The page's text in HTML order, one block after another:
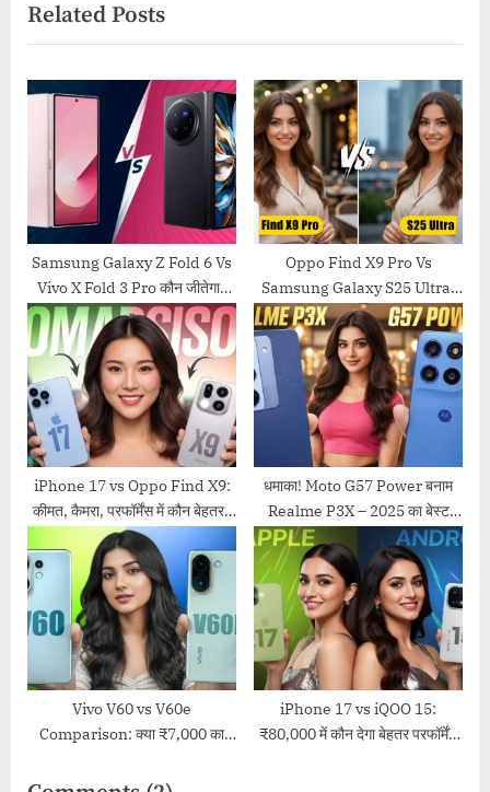
o
u
s
:
t
P
o
Related Posts
Samsung Galaxy Z Fold 6 Vs
Vivo X Fold 3 Pro कौन जीतेगा?
फोल्डेबल फोन का महा मुकाबला
Oppo Find X9 Pro Vs
Samsung Galaxy S25 Ultra:
कैमरा किंग की जंग में कौन रहा बाजीमार?
| पूरी रिव्यू
iPhone 17 vs Oppo Find X9:
कीमत, कैमरा, परफॉर्मेंस में कौन बेहतर?
(2025 का सबसे बड़ा फ्लैगशिप
कंपेरिज़न)
धमाका! Moto G57 Power बनाम
Realme P3X – 2025 का बेस्ट
बजट फोन कौन? [पूरी रिव्यू]
Vivo V60 vs V60e
Comparison: क्या ₹7,000 का
iPhone 17 vs iQOO 15:
₹80,000 में कौन देगा बेहतर परफॉर्मेंस